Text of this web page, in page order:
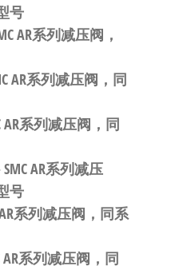
号
AR系列减压阀，
AR系列减压阀，同
AR系列减压阀，同
AR系列减压
号
系列减压阀，同系
AR系列减压阀，同